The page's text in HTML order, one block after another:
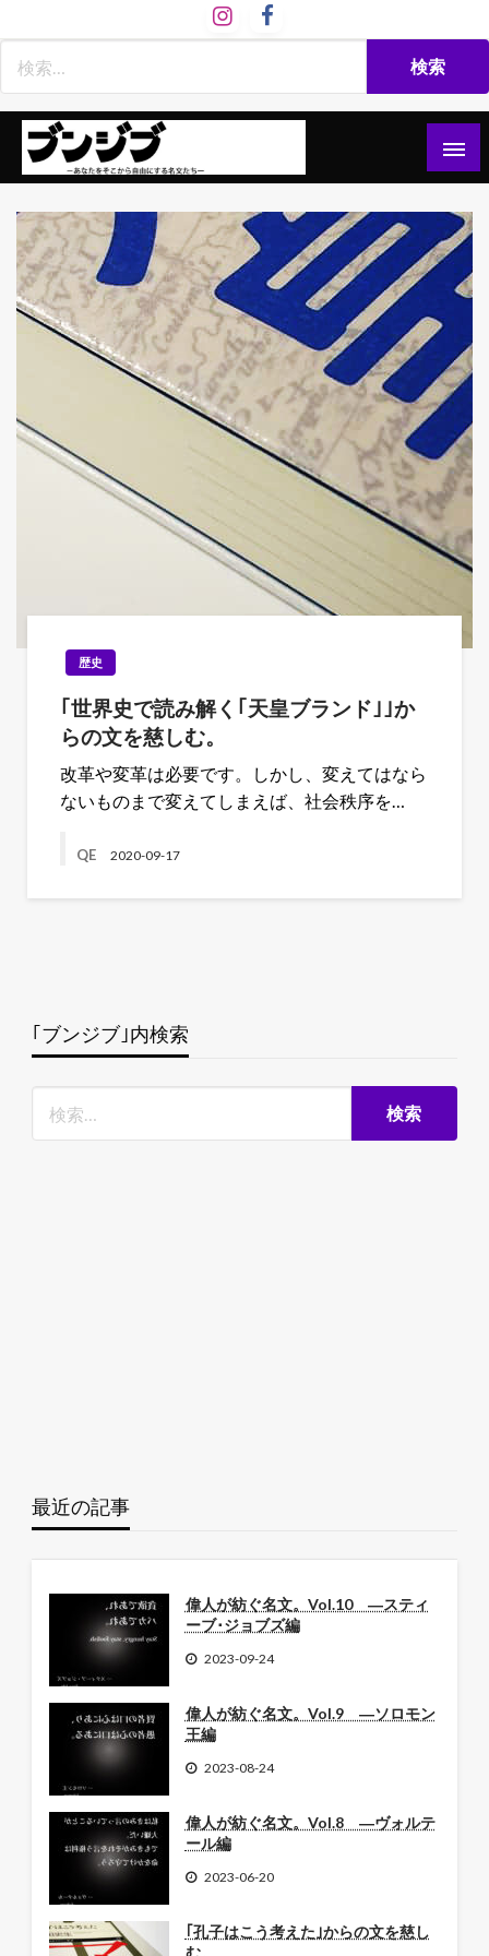
ン
ン
文慈部：あなたをそこから自由にする名文たち
歴史
｢世界史で読み解く｢天皇ブランド｣｣か
らの文を慈しむ。
改革や変革は必要です。しかし、変えてはなら
ないものまで変えてしまえば、社会秩序を…
QE 2020-09-17
｢ブンジブ｣内検索
最近の記事
偉人が紡ぐ名文。Vol.10 ―スティ
ーブ･ジョブズ編
2023-09-24
偉人が紡ぐ名文。Vol.9 ―ソロモン
王編
2023-08-24
偉人が紡ぐ名文。Vol.8 ―ヴォルテ
ール編
2023-06-20
｢孔子はこう考えた｣からの文を慈し